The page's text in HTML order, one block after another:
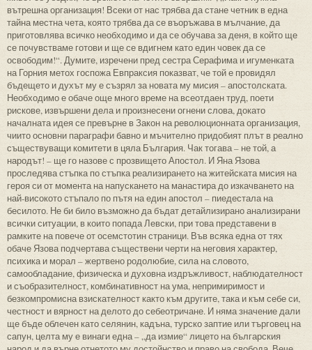
вътрешна организация! Всеки от нас трябва да стане четник в една
тайна местна чета, която трябва да се въоръжава в мълчание, да
приготовлява всичко необходимо и да се обучава за деня, в който ще
се почувстваме готови и ще се вдигнем като един човек да се
освободим!“. Думите, изречени пред сестра Серафима и игуменката
на Горния метох госпожа Евпраксия показват, че той е провидял
бъдещето и духът му е съзрял за новата му мисия – апостолската.
Необходимо е обаче още много време на всеотдаен труд, поети
рискове, извършени дела и произнесени огнени слова, докато
началната идея се превърне в Закон на революционната организация,
чиито основни параграфи бавно и мъчително придобият плът в реално
съществуващи комитети в цяла България. Чак тогава – не той, а
народът! – ще го назове с прозвището Апостол. И Яна Язова
проследява стъпка по стъпка реализирането на житейската мисия на
героя си от момента на напускането на манастира до изкачването на
най-високото стъпало по пътя на един апостол – пиедестала на
бесилото. Не би било възможно да бъдат детайлизирано анализирани
всички ситуации, в които попада Левски, при това представени в
рамките на повече от осемстотин страници. Във всяка една от тях
обаче Язова подчертава съществени черти на неговия характер,
психика и морал – жертвено родолюбие, сила на словото,
самообладание, физическа и духовна издръжливост, наблюдателност
и съобразителност, комбинативност на ума, непримиримост и
безкомпромисна взискателност както към другите, така и към себе си,
честност и вярност на делото до себеотричане. И няма значение дали
ще бъде облечен като селянин, кадъна, турско заптие или търговец на
сапун, целта му е винаги една – „да измие“ лицето на българския